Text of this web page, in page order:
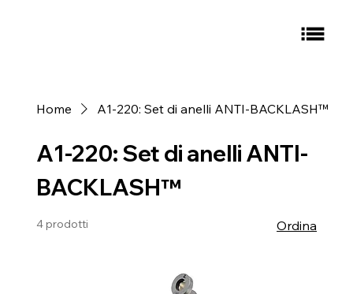
Home A1-220: Set di anelli ANTI-BACKLASH™
A1-220: Set di anelli ANTI-
BACKLASH™
4 prodotti Ordina